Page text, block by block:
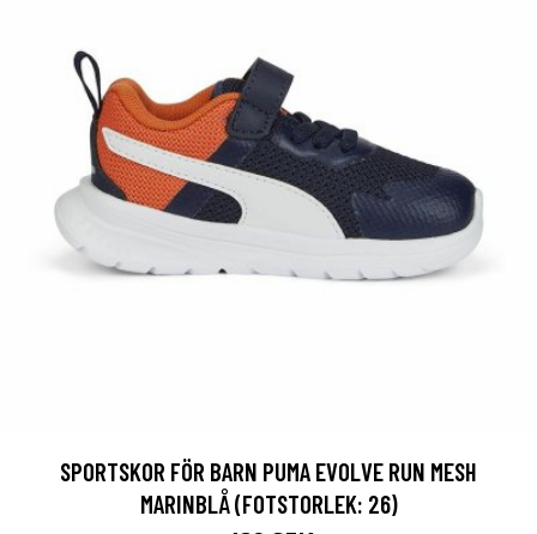
SPORTSKOR FÖR BARN PUMA EVOLVE RUN MESH
MARINBLÅ (FOTSTORLEK: 26)